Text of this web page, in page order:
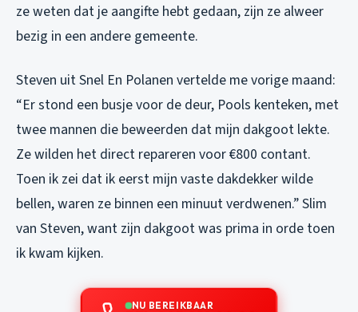
ze weten dat je aangifte hebt gedaan, zijn ze alweer
bezig in een andere gemeente.
Steven uit Snel En Polanen vertelde me vorige maand:
“Er stond een busje voor de deur, Pools kenteken, met
twee mannen die beweerden dat mijn dakgoot lekte.
Ze wilden het direct repareren voor €800 contant.
Toen ik zei dat ik eerst mijn vaste dakdekker wilde
bellen, waren ze binnen een minuut verdwenen.” Slim
van Steven, want zijn dakgoot was prima in orde toen
ik kwam kijken.
NU BEREIKBAAR